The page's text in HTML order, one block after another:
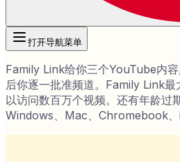
打开导航菜单
Family Link给你三个YouTube内
后你逐一批准频道。Family Link
以访问数百万个视频。还有年龄
Windows、Mac、Chromebook